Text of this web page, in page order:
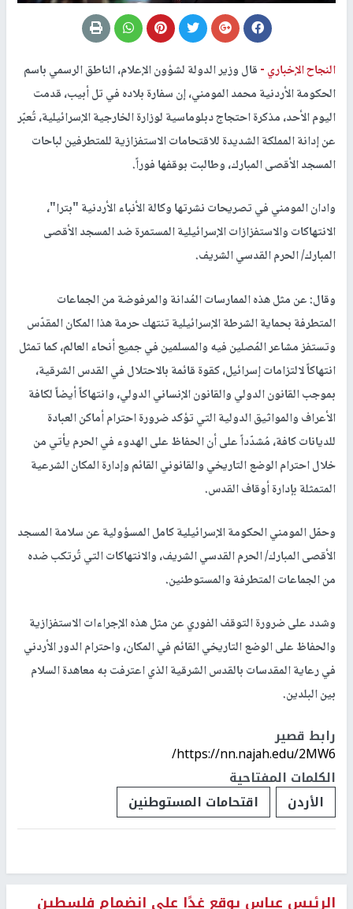
النجاح الإخباري -قال وزير الدولة لشؤون الإعلام، الناطق الرسمي باسم
الحكومة الأردنية محمد المومني، إن سفارة بلاده في تل أبيب، قدمت
اليوم الأحد، مذكرة احتجاج دبلوماسية لوزارة الخارجية الإسرائيلية، تُعبّر
عن إدانة المملكة الشديدة للاقتحامات الاستفزازية للمتطرفين لباحات
المسجد الأقصى المبارك، وطالبت بوقفها فوراً.
وادان المومني في تصريحات نشرتها وكالة الأنباء الأردنية "بترا"،
الانتهاكات والاستفزازات الإسرائيلية المستمرة ضد المسجد الأقصى
المبارك/ الحرم القدسي الشريف.
وقال: عن مثل هذه الممارسات المُدانة والمرفوضة من الجماعات
المتطرفة بحماية الشرطة الإسرائيلية تنتهك حرمة هذا المكان المقدّس
وتستفز مشاعر المُصلين فيه والمسلمين في جميع أنحاء العالم، كما تمثل
انتهاكاً لالتزامات إسرائيل، كقوة قائمة بالاحتلال في القدس الشرقية،
بموجب القانون الدولي والقانون الإنساني الدولي، وانتهاكاً أيضاً لكافة
الأعراف والمواثيق الدولية التي تؤكد ضرورة احترام أماكن العبادة
للديانات كافة، مُشدّداً على أن الحفاظ على الهدوء في الحرم يأتي من
خلال احترام الوضع التاريخي والقانوني القائم وإدارة المكان الشرعية
المتمثلة بإدارة أوقاف القدس.
وحمّل المومني الحكومة الإسرائيلية كامل المسؤولية عن سلامة المسجد
الأقصى المبارك/ الحرم القدسي الشريف، والانتهاكات التي تُرتكب ضده
من الجماعات المتطرفة والمستوطنين.
وشدد على ضرورة التوقف الفوري عن مثل هذه الإجراءات الاستفزازية
والحفاظ على الوضع التاريخي القائم في المكان، واحترام الدور الأردني
في رعاية المقدسات بالقدس الشرقية الذي اعترفت به معاهدة السلام
بين البلدين.
رابط قصير
https://nn.najah.edu/2MW6/
الكلمات المفتاحية
الأردن
اقتحامات المستوطنين
الرئيس عباس يوقع غدًا على انضمام فلسطين